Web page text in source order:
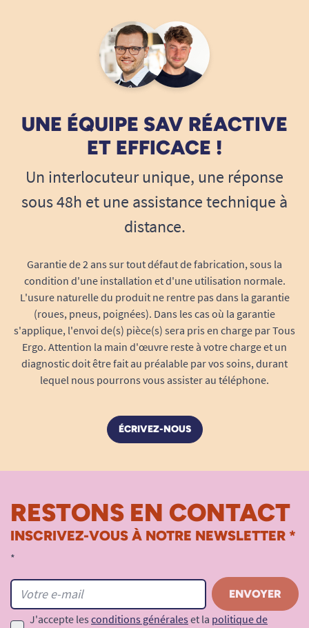
Poids version manuelle : 58 kg.
Autonomie moyenne : 57 km.
Vitesse max avec assistance au pédalage : 20
km/h.
Longueur d'entrejambe : 80 à 95 cm.
Diamètre des roues passager : 51 cm.
Diamètre de la roue arrière : 66 cm.
Attention : Il existe de nombreuses
l'espace notice en bas de cette page.
Pour passer commande de ces
au 03 20 81 93 89 et établissez votre
UNE ÉQUIPE SAV RÉACTIVE
ET EFFICACE !
Un interlocuteur unique, une réponse
sous 48h et une assistance technique à
distance.
Garantie de 2 ans sur tout défaut de fabrication, sous la
condition d'une installation et d'une utilisation normale.
L'usure naturelle du produit ne rentre pas dans la garantie
(roues, pneus, poignées). Dans les cas où la garantie
s'applique, l'envoi de(s) pièce(s) sera pris en charge par Tous
Ergo. Attention la main d'œuvre reste à votre charge et un
diagnostic doit être fait au préalable par vos soins, durant
lequel nous pourrons vous assister au téléphone.
ÉCRIVEZ-NOUS
RESTONS EN CONTACT
INSCRIVEZ-VOUS À NOTRE NEWSLETTER *
*
J'accepte les conditions générales et la politique de